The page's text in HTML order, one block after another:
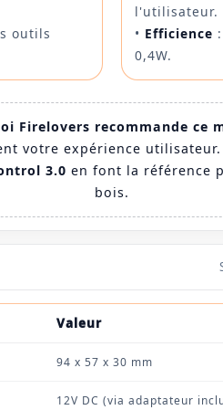
outils
l'utilisateur.
• Efficience
0,4W.
Firelovers recommande ce
votre expérience
3.0 en font la référence
bois.
Valeur
94 x 57 x 30 mm
12V DC (via adaptateur